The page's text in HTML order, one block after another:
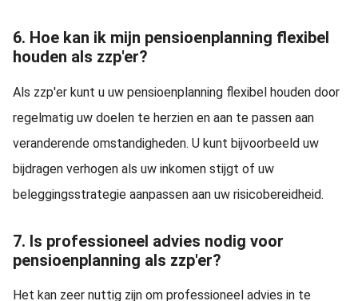
6. Hoe kan ik mijn pensioenplanning flexibel
houden als zzp'er?
Als zzp'er kunt u uw pensioenplanning flexibel houden door
regelmatig uw doelen te herzien en aan te passen aan
veranderende omstandigheden. U kunt bijvoorbeeld uw
bijdragen verhogen als uw inkomen stijgt of uw
beleggingsstrategie aanpassen aan uw risicobereidheid.
7. Is professioneel advies nodig voor
pensioenplanning als zzp'er?
Het kan zeer nuttig zijn om professioneel advies in te